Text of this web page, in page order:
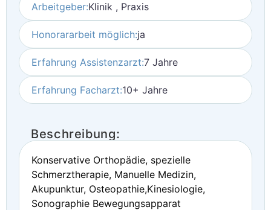
Arbeitgeber:Klinik , Praxis
Honorararbeit möglich:ja
Erfahrung Assistenzarzt:7 Jahre
Erfahrung Facharzt:10+ Jahre
Beschreibung:
Konservative Orthopädie, spezielle
Schmerztherapie, Manuelle Medizin,
Akupunktur, Osteopathie,Kinesiologie,
Sonographie Bewegungsapparat